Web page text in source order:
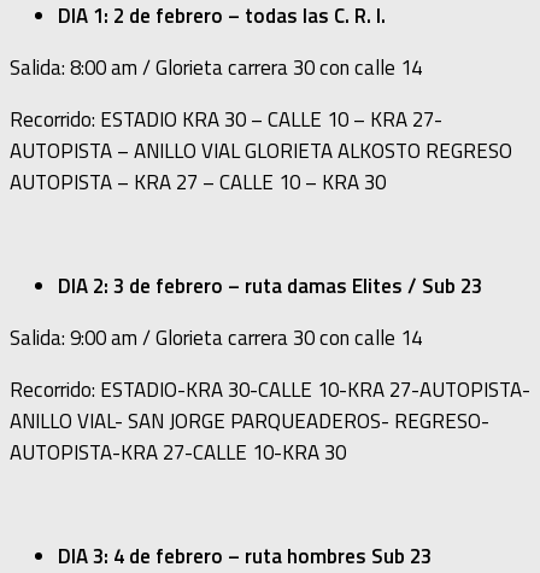
DIA 1: 2 de febrero – todas las C. R. I.
Salida: 8:00 am / Glorieta carrera 30 con calle 14
Recorrido: ESTADIO KRA 30 – CALLE 10 – KRA 27-
AUTOPISTA – ANILLO VIAL GLORIETA ALKOSTO REGRESO
AUTOPISTA – KRA 27 – CALLE 10 – KRA 30
DIA 2: 3 de febrero – ruta damas Elites / Sub 23
Salida: 9:00 am / Glorieta carrera 30 con calle 14
Recorrido: ESTADIO-KRA 30-CALLE 10-KRA 27-AUTOPISTA-
ANILLO VIAL- SAN JORGE PARQUEADEROS- REGRESO-
AUTOPISTA-KRA 27-CALLE 10-KRA 30
DIA 3: 4 de febrero – ruta hombres Sub 23